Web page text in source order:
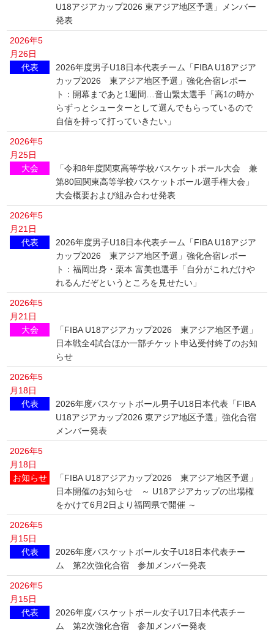
U18アジアカップ2026 東アジア地区予選」メンバー
発表
2026年5
月26日
代表
2026年度男子U18日本代表チーム「FIBA U18アジア
カップ2026 東アジア地区予選」強化合宿レポー
ト：開幕まであと1週間…音山繋太選手「高1の時か
らずっとシューターとして選んでもらっているので
自信を持って打っていきたい」
2026年5
月25日
大会
「令和8年度関東高等学校バスケットボール大会 兼
第80回関東高等学校バスケットボール選手権大会」
大会概要および組み合わせ発表
2026年5
月21日
代表
2026年度男子U18日本代表チーム「FIBA U18アジア
カップ2026 東アジア地区予選」強化合宿レポー
ト：福岡出身・栗本 富美也選手「自分がこれだけや
れるんだぞというところを見せたい」
2026年5
月21日
大会
「FIBA U18アジアカップ2026 東アジア地区予選」
日本戦全4試合ほか一部チケット申込受付終了のお知
らせ
2026年5
月18日
代表
2026年度バスケットボール男子U18日本代表「FIBA
U18アジアカップ2026 東アジア地区予選」強化合宿
メンバー発表
2026年5
月18日
お知らせ
「FIBA U18アジアカップ2026 東アジア地区予選」
日本開催のお知らせ ～ U18アジアカップの出場権
をかけて6月2日より福岡県で開催 ～
2026年5
月15日
代表
2026年度バスケットボール女子U18日本代表チー
ム 第2次強化合宿 参加メンバー発表
2026年5
月15日
代表
2026年度バスケットボール女子U17日本代表チー
ム 第2次強化合宿 参加メンバー発表